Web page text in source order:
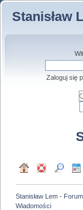
Stanisław
Zaloguj się
Stanisław Lem - Forum
Wiadomości